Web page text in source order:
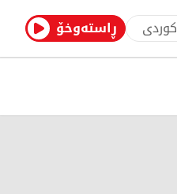
ڕاستەوخۆ کوردی